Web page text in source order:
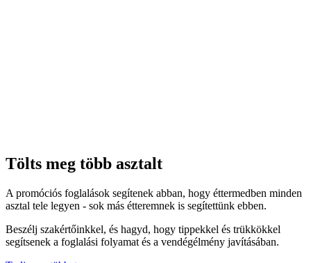
Tölts meg több asztalt
A promóciós foglalások segítenek abban, hogy éttermedben minden
asztal tele legyen - sok más étteremnek is segítettünk ebben.
Beszélj szakértőinkkel, és hagyd, hogy tippekkel és trükkökkel
segítsenek a foglalási folyamat és a vendégélmény javításában.